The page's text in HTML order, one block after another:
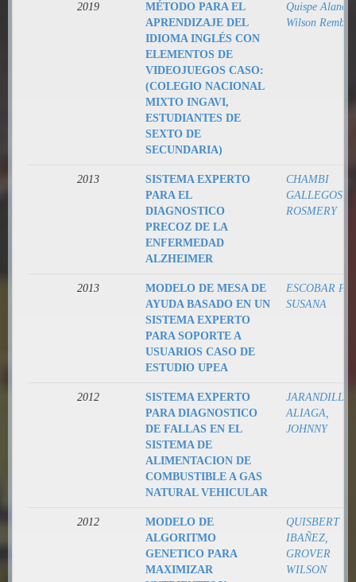
2019
MÉTODO PARA EL
APRENDIZAJE DEL
IDIOMA INGLÉS CON
ELEMENTOS DE
VIDEOJUEGOS CASO:
(COLEGIO NACIONAL
MIXTO INGAVI,
ESTUDIANTES DE
SEXTO DE
SECUNDARIA)
Quispe
Wilson
2013
SISTEMA EXPERTO
PARA EL
DIAGNOSTICO
PRECOZ DE LA
ENFERMEDAD
ALZHEIMER
CHAMBI
GALLEGOS,
ROSMERY
2013
MODELO DE MESA DE
AYUDA BASADO EN UN
SISTEMA EXPERTO
PARA SOPORTE A
USUARIOS CASO DE
ESTUDIO UPEA
ESCOBAR
SUSANA
2012
SISTEMA EXPERTO
PARA DIAGNOSTICO
DE FALLAS EN EL
SISTEMA DE
ALIMENTACION DE
COMBUSTIBLE A GAS
NATURAL VEHICULAR
JARANDILLA
ALIAGA,
JOHNNY
2012
MODELO DE
ALGORITMO
GENETICO PARA
MAXIMIZAR
QUISBERT
IBAÑEZ,
GROVER
WILSON